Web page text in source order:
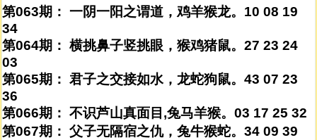
第063期： 一阴一阳之谓道，鸡羊猴龙。10 08 19
34
第064期： 横挑鼻子竖挑眼，猴鸡猪鼠。27 23 24
03
第065期： 君子之交接如水，龙蛇狗鼠。43 07 23
36
第066期： 不识芦山真面目,兔马羊猴。03 17 25 32
第067期： 父子无隔宿之仇，兔牛猴蛇。34 09 39